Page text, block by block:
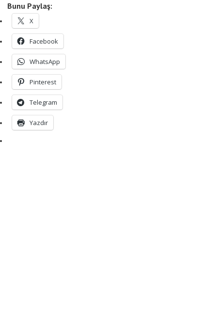
Bunu Paylaş:
X
Facebook
WhatsApp
Pinterest
Telegram
Yazdır